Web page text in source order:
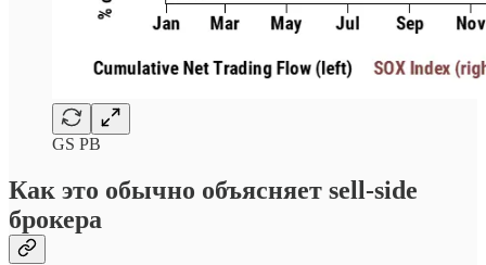
GS PB
Как это обычно объясняет sell-side
брокера